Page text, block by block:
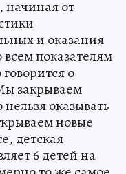
начиная от
и оказания
показателям
о
закрываем
оказывать
новые
детская
6 детей на